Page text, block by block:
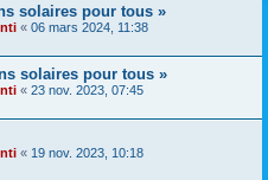
solaires pour tous »
« 06 mars 2024, 11:38
solaires pour tous »
« 23 nov. 2023, 07:45
« 19 nov. 2023, 10:18